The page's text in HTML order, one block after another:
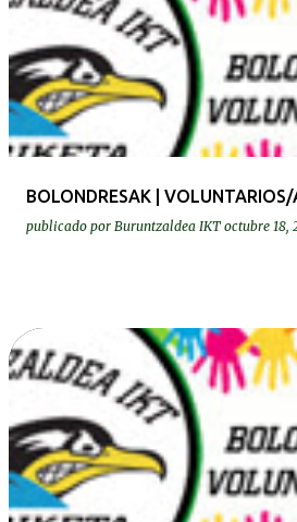
BOLONDRESAK | VOLUNTARIOS/
publicado por Buruntzaldea IKT octubre 18,